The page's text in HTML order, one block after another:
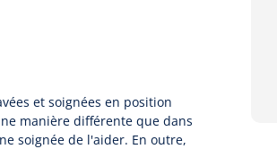
et soignées en position
manière différente que dans
soignée de l'aider. En outre,